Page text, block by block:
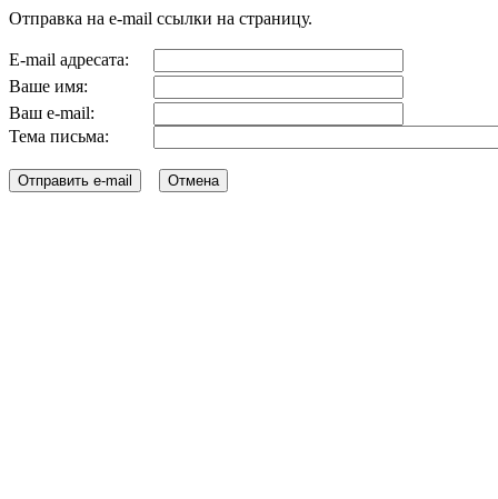
Отправка на e-mail ссылки на страницу.
E-mail адресата:
Ваше имя:
Ваш e-mail:
Тема письма: